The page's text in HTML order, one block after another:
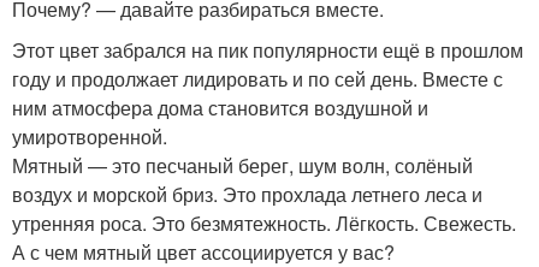
Почему? — давайте разбираться вместе.
Этот цвет забрался на пик популярности ещё в прошлом
году и продолжает лидировать и по сей день. Вместе с
ним атмосфера дома становится воздушной и
умиротворенной.
Мятный — это песчаный берег, шум волн, солёный
воздух и морской бриз. Это прохлада летнего леса и
утренняя роса. Это безмятежность. Лёгкость. Свежесть.
А с чем мятный цвет ассоциируется у вас?